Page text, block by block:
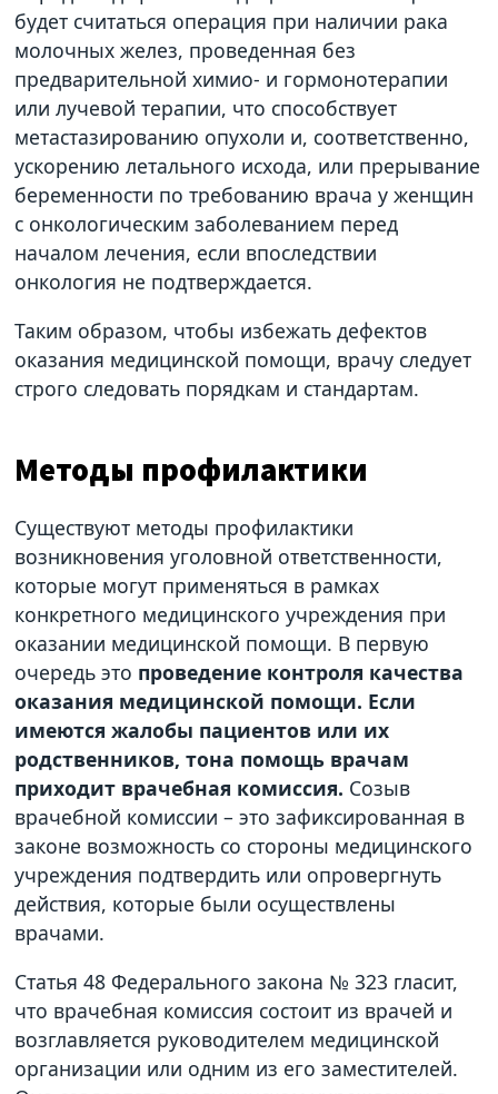
будет считаться операция при наличии рака
молочных желез, проведенная без
предварительной химио- и гормонотерапии
или лучевой терапии, что способствует
метастазированию опухоли и, соответственно,
ускорению летального исхода, или прерывание
беременности по требованию врача у женщин
с онкологическим заболеванием перед
началом лечения, если впоследствии
онкология не подтверждается.
Таким образом, чтобы избежать дефектов
оказания медицинской помощи, врачу следует
строго следовать порядкам и стандартам.
Методы профилактики
Существуют методы профилактики
возникновения уголовной ответственности,
которые могут применяться в рамках
конкретного медицинского учреждения при
оказании медицинской помощи. В первую
очередь это проведение контроля качества
оказания медицинской помощи. Если
имеются жалобы пациентов или их
родственников, тона помощь врачам
приходит врачебная комиссия. Созыв
врачебной комиссии – это зафиксированная в
законе возможность со стороны медицинского
учреждения подтвердить или опровергнуть
действия, которые были осуществлены
врачами.
Статья 48 Федерального закона № 323 гласит,
что врачебная комиссия состоит из врачей и
возглавляется руководителем медицинской
организации или одним из его заместителей.